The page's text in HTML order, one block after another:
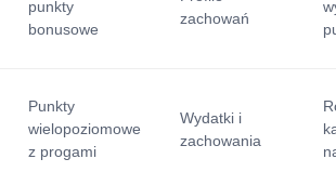
punkty
bonusowe
zachowań
Punkty
wielopoziomowe
z progami
Wydatki i
zachowania